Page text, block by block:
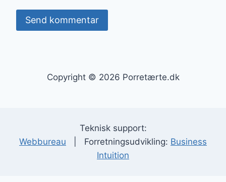
Copyright © 2026 Porretærte.dk
Teknisk support:
Webbureau | Forretningsudvikling: Business
Intuition